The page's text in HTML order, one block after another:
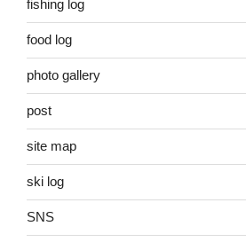
fishing log
food log
photo gallery
post
site map
ski log
SNS